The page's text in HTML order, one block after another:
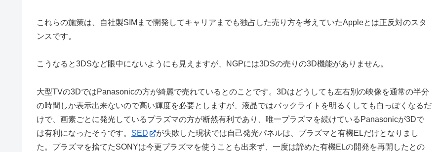
これらの施策は、自社製SIMまで開発してキャリアまでも独占した売り方を考えていたAppleとは正反対のスタ
ンスです。
こうなると3DSなど眼中にないようにも見えますが、NGPには3DSの売りの3D機能がありません。
大型TVの3DではPanasonicの方が綺麗で売れているとのことです。3Dはどうしても左右別の映像を通常の半分
の時間しか表示出来ないので高い輝度を必要としますが、液晶ではバックライトを明るくしても白っぽくなるだ
けで、画素ごとに発光しているプラズマの方が断然有利であり、唯一プラズマを続けているPanasonicが3Dで
は有利になったそうです。 SED
が失敗した現状では自己発光パネルは、プラズマと有機ELだけとなりまし
た。プラズマを捨てたSONYは今更プラズマを使うことも出来ず、一度は諦めた有機ELの開発を再開したとの